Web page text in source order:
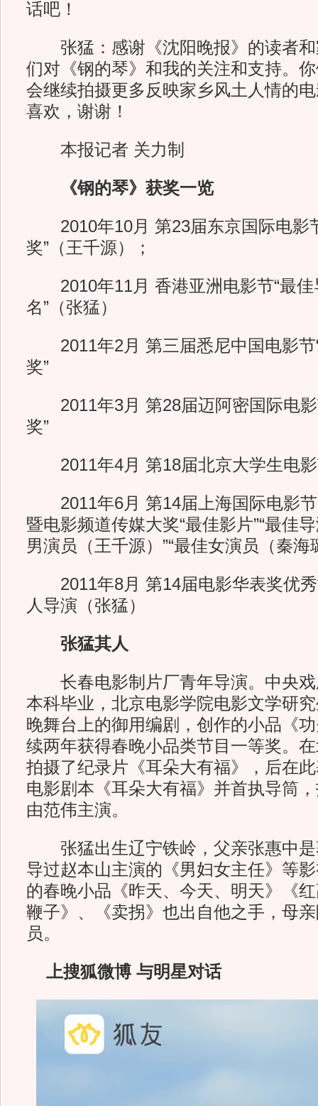
话吧！
张猛：感谢《沈阳晚报》的读者和
们对《钢的琴》和我的关注和支持。
会继续拍摄更多反映家乡风土人情的
喜欢，谢谢！
本报记者 关力制
《钢的琴》获奖一览
2010年10月 第23届东京国际电影
奖”（王千源）；
2010年11月 香港亚洲电影节“最佳
名”（张猛）
2011年2月 第三届悉尼中国电影节
奖”
2011年3月 第28届迈阿密国际电影
奖”
2011年4月 第18届北京大学生电影
2011年6月 第14届上海国际电影节
暨电影频道传媒大奖“最佳影片”“最佳
男演员（王千源）”“最佳女演员（秦海
2011年8月 第14届电影华表奖优秀
人导演（张猛）
张猛其人
长春电影制片厂青年导演。中央戏
本科毕业，北京电影学院电影文学研
晚舞台上的御用编剧，创作的小品《
续两年获得春晚小品类节目一等奖。
拍摄了纪录片《耳朵大有福》，后在
电影剧本《耳朵大有福》并首执导筒
由范伟主演。
张猛出生辽宁铁岭，父亲张惠中是
导过赵本山主演的《男妇女主任》等
的春晚小品《昨天、今天、明天》《
鞭子》、《卖拐》也出自他之手，母
员。
上搜狐微博 与明星对话